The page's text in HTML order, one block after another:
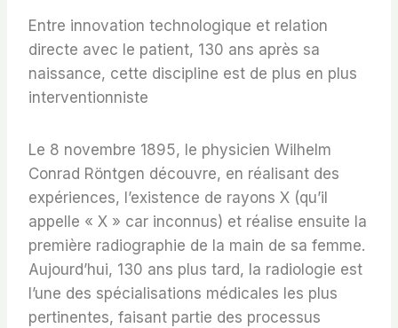
Entre innovation technologique et relation
directe avec le patient, 130 ans après sa
naissance, cette discipline est de plus en plus
interventionniste
Le 8 novembre 1895, le physicien Wilhelm
Conrad Röntgen découvre, en réalisant des
expériences, l’existence de rayons X (qu’il
appelle « X » car inconnus) et réalise ensuite la
première radiographie de la main de sa femme.
Aujourd’hui, 130 ans plus tard, la radiologie est
l’une des spécialisations médicales les plus
pertinentes, faisant partie des processus